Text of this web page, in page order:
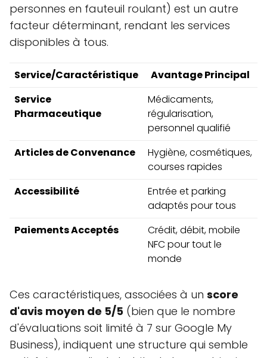
personnes en fauteuil roulant) est un autre
facteur déterminant, rendant les services
disponibles à tous.
Service/Caractéristique
Avantage Principal
Service
Pharmaceutique
Médicaments,
régularisation,
personnel qualifié
Articles de Convenance
Hygiène, cosmétiques,
courses rapides
Accessibilité
Entrée et parking
adaptés pour tous
Paiements Acceptés
Crédit, débit, mobile
NFC pour tout le
monde
Ces caractéristiques, associées à un score
d'avis moyen de 5/5 (bien que le nombre
d'évaluations soit limité à 7 sur Google My
Business), indiquent une structure qui semble